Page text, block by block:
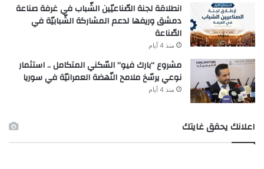
انطلاقة لجنة الصّناعيّين الشّباب في غرفة صناعة
دمشق وريفها لدعم المشاركة الشّبابيّة في
الصّناعة
منذ 4 أيام
مشروع “بارك فيو” السّكني المتكامل .. استثمار
نوعي يرسّخ ملامح النّهضة العمرانيّة في سوريا
منذ 4 أيام
اعلانك يحقق غايتك